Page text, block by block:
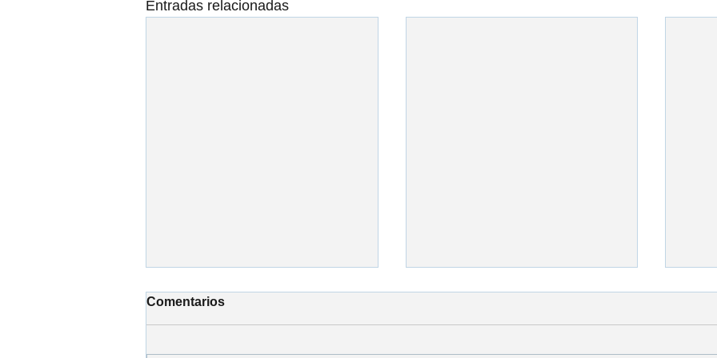
Entradas relacionadas
Comentarios